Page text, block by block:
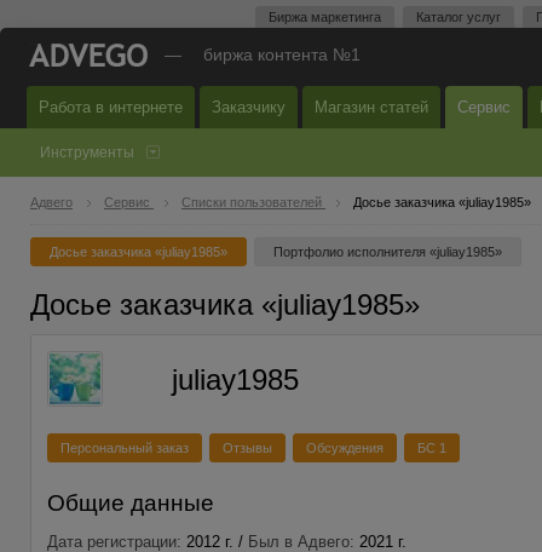
Биржа маркетинга Каталог услуг
— биржа контента №1
Работа в интернете Заказчику Магазин статей Сервис
Инструменты
Адвего Сервис Списки пользователей Досье заказчика «juliay1985»
Досье заказчика «juliay1985» Портфолио исполнителя «juliay1985»
Досье заказчика «juliay1985»
juliay1985
Персональный заказ Отзывы Обсуждения БС 1
Общие данные
Дата регистрации: 2012 г. / Был в Адвего: 2021 г.